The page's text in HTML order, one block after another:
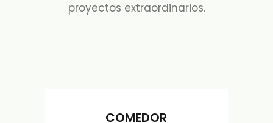
proyectos extraordinarios.
COMEDOR